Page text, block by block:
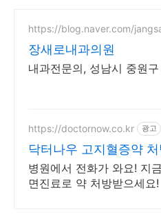
https://blog.naver.com/
장새로내과의원
내과전문의, 성남시 중원
https://doctornow.co.kr 광고
닥터나우 고지혈증약 처
일 24시간 진료가능
병원에서 전화가 와요! 지
면진료로 약 처방받으세요!